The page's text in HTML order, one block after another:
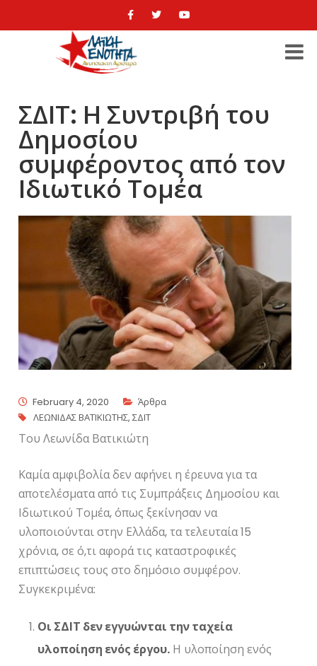
ΣΔΙΤ: Η Συντριβή του
Δημοσίου
συμφέροντος από τον
Ιδιωτικό Τομέα
February 4, 2020
Άρθρα
ΛΕΩΝΙΔΑΣ ΒΑΤΙΚΙΩΤΗΣ,ΣΔΙΤ
Του Λεωνίδα Βατικιώτη
Καμία αμφιβολία δεν αφήνει η έρευνα για τα
αποτελέσματα από τις Συμπράξεις Δημοσίου και
Ιδιωτικού Τομέα, όπως ξεκίνησαν να
υλοποιούνται στην Ελλάδα, τα τελευταία 15
χρόνια, σε ό,τι αφορά τις καταστροφικές
επιπτώσεις τους στο δημόσιο συμφέρον.
Συγκεκριμένα:
Οι ΣΔΙΤ δεν εγγυώνται την ταχεία
υλοποίηση ενός έργου. Η υλοποίηση ενός